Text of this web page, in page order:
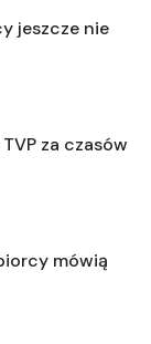
jeszcze nie
za czasów
mówią